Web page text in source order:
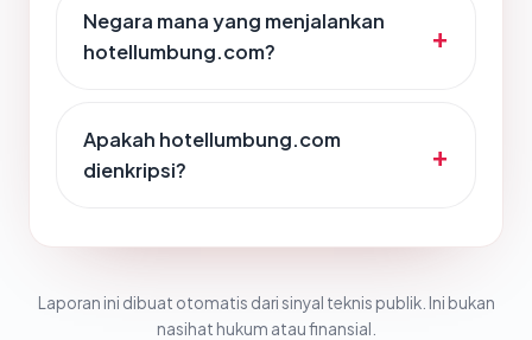
Negara mana yang menjalankan
hotellumbung.com?
Apakah hotellumbung.com
dienkripsi?
Laporan ini dibuat otomatis dari sinyal teknis publik. Ini bukan
nasihat hukum atau finansial.